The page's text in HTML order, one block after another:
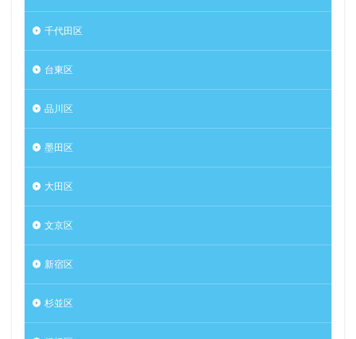
千代田区
台東区
品川区
墨田区
大田区
文京区
新宿区
杉並区